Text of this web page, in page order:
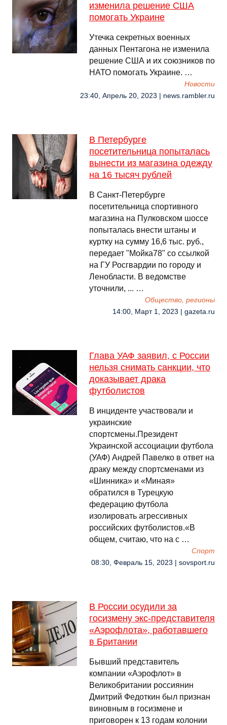
изменила решение США
помогать Украине
Утечка секретных военных
данных Пентагона не изменила
решение США и их союзников по
НАТО помогать Украине. …
Новости
23:40, Апрель 20, 2023 | news.rambler.ru
В Петербурге
посетительница попыталась
вынести из магазина одежду
на 16 тысяч рублей
В Санкт-Петербурге
посетительница спортивного
магазина на Пулковском шоссе
попыталась внести штаны и
куртку на сумму 16,6 тыс. руб.,
передает "Мойка78" со ссылкой
на ГУ Росгвардии по городу и
Ленобласти. В ведомстве
уточнили, ... …
Общество, регионы
14:00, Март 1, 2023 | gazeta.ru
Глава УАФ заявил, с России
нельзя снимать санкции, что
доказывает драка
футболистов
В инциденте участвовали и
украинские
спортсмены.Президент
Украинской ассоциации футбола
(УАФ) Андрей Павелко в ответ на
драку между спортсменами из
«Шинника» и «Миная»
обратился в Турецкую
федерацию футбола
изолировать агрессивных
российских футболистов.«В
общем, считаю, что на с …
Спорт
08:30, Февраль 15, 2023 | sovsport.ru
В России осудили за
госизмену экс-представителя
«Аэрофлота», работавшего
в Британии
Бывший представитель
компании «Аэрофлот» в
Великобритании россиянин
Дмитрий Федоткин был признан
виновным в госизмене и
приговорен к 13 годам колонии